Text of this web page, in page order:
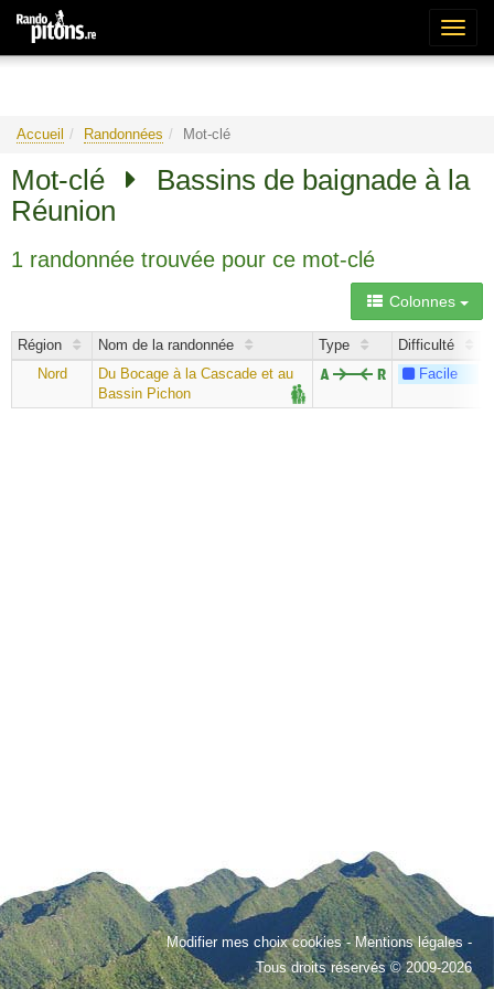
Accueil Randonnées Mot-clé
Mot-clé
Bassins de baignade à la
Réunion
1 randonnée trouvée pour ce mot-clé
Colonnes
Région Nom de la randonnée Type Difficulté
Nord
Du Bocage à la Cascade et au
Bassin Pichon
Facile
Modifier mes choix cookies-Mentions légales -
Tous droits réservés © 2009-2026